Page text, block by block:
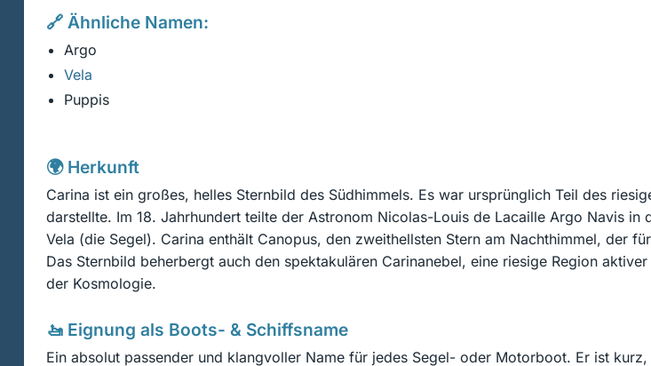
🔗 Ähnliche Namen:
Argo
Vela
Puppis
🌍 Herkunft
Carina ist ein großes, helles Sternbild des Südhimmels. Es war ursprünglich Teil des
darstellte. Im 18. Jahrhundert teilte der Astronom Nicolas-Louis de Lacaille Argo Navis
Vela (die Segel). Carina enthält Canopus, den zweithellsten Stern am Nachthimmel, der
Das Sternbild beherbergt auch den spektakulären Carinanebel, eine riesige Region
der Kosmologie.
🚤 Eignung als Boots- & Schiffsname
Ein absolut passender und klangvoller Name für jedes Segel- oder Motorboot. Er ist